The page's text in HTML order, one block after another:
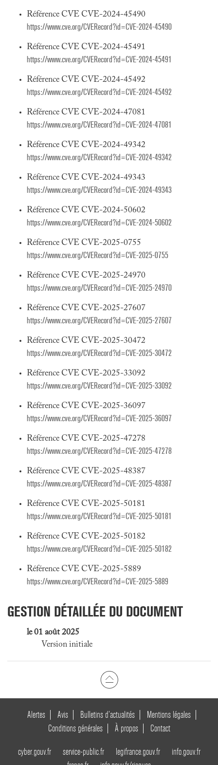
Référence CVE CVE-2024-45490
https://www.cve.org/CVERecord?id=CVE-2024-45490
Référence CVE CVE-2024-45491
https://www.cve.org/CVERecord?id=CVE-2024-45491
Référence CVE CVE-2024-45492
https://www.cve.org/CVERecord?id=CVE-2024-45492
Référence CVE CVE-2024-47081
https://www.cve.org/CVERecord?id=CVE-2024-47081
Référence CVE CVE-2024-49342
https://www.cve.org/CVERecord?id=CVE-2024-49342
Référence CVE CVE-2024-49343
https://www.cve.org/CVERecord?id=CVE-2024-49343
Référence CVE CVE-2024-50602
https://www.cve.org/CVERecord?id=CVE-2024-50602
Référence CVE CVE-2025-0755
https://www.cve.org/CVERecord?id=CVE-2025-0755
Référence CVE CVE-2025-24970
https://www.cve.org/CVERecord?id=CVE-2025-24970
Référence CVE CVE-2025-27607
https://www.cve.org/CVERecord?id=CVE-2025-27607
Référence CVE CVE-2025-30472
https://www.cve.org/CVERecord?id=CVE-2025-30472
Référence CVE CVE-2025-33092
https://www.cve.org/CVERecord?id=CVE-2025-33092
Référence CVE CVE-2025-36097
https://www.cve.org/CVERecord?id=CVE-2025-36097
Référence CVE CVE-2025-47278
https://www.cve.org/CVERecord?id=CVE-2025-47278
Référence CVE CVE-2025-48387
https://www.cve.org/CVERecord?id=CVE-2025-48387
Référence CVE CVE-2025-50181
https://www.cve.org/CVERecord?id=CVE-2025-50181
Référence CVE CVE-2025-50182
https://www.cve.org/CVERecord?id=CVE-2025-50182
Référence CVE CVE-2025-5889
https://www.cve.org/CVERecord?id=CVE-2025-5889
GESTION DÉTAILLÉE DU DOCUMENT
le 01 août 2025
Version initiale
Alertes Avis Bulletins d’actualités
Mentions légales
Conditions générales
À propos Contact
cyber.gouv.fr service-public.fr legifrance.gouv.fr
info.gouv.fr